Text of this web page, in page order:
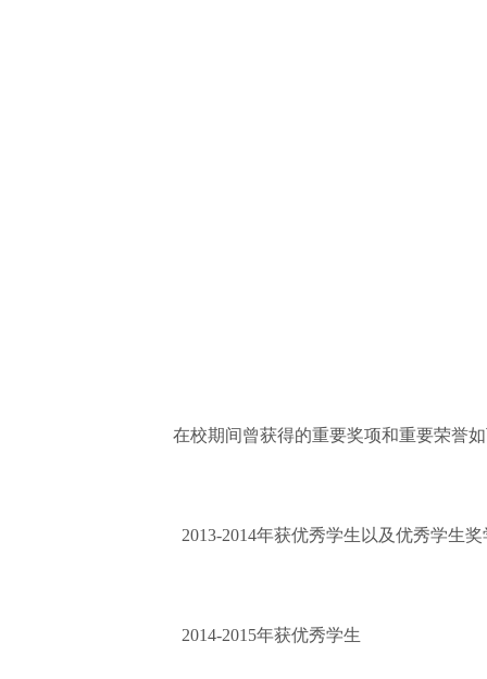
在校期间曾获得的重要奖项和重要荣誉
2013-2014年获优秀学生以及优秀学生奖
2014-2015年获优秀学生